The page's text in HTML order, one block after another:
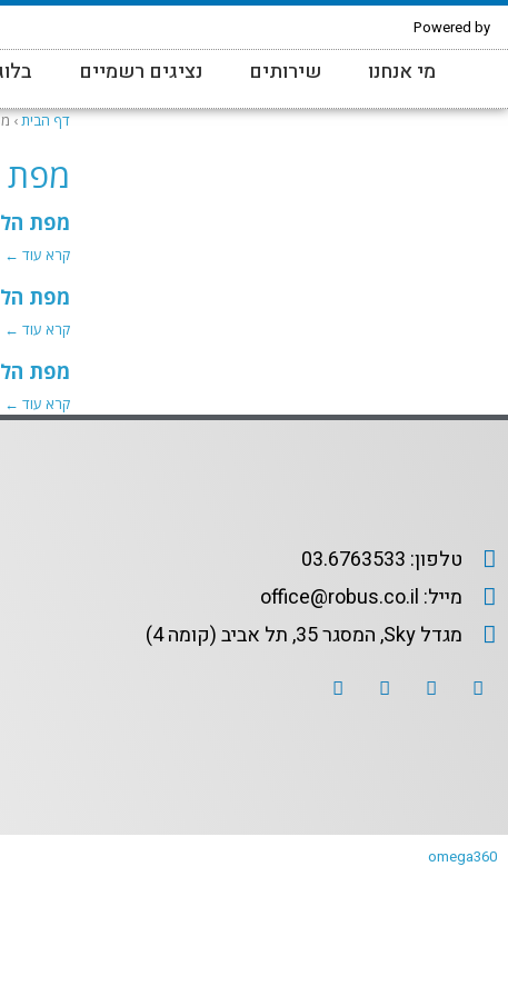
Powered by
מי אנחנו שירותים נציגים רשמיים
דף הבית›
מפת
מפת
קרא עוד ←
מפת
קרא עוד ←
מפת
קרא עוד ←
טלפון: 03.6763533
מייל: office@robus.co.il
מגדל Sky, המסגר 35, תל אביב (קומה 4)
omega360